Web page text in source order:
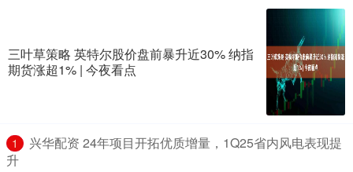
三叶草策略 英特尔股价盘前暴升近30% 纳指
期货涨超1% | 今夜看点
1
​兴华配资 24年项目开拓优质增量，1Q25省内风电表现提
升